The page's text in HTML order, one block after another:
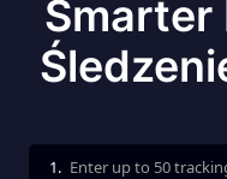
Smarter
Enter up to 50
1.